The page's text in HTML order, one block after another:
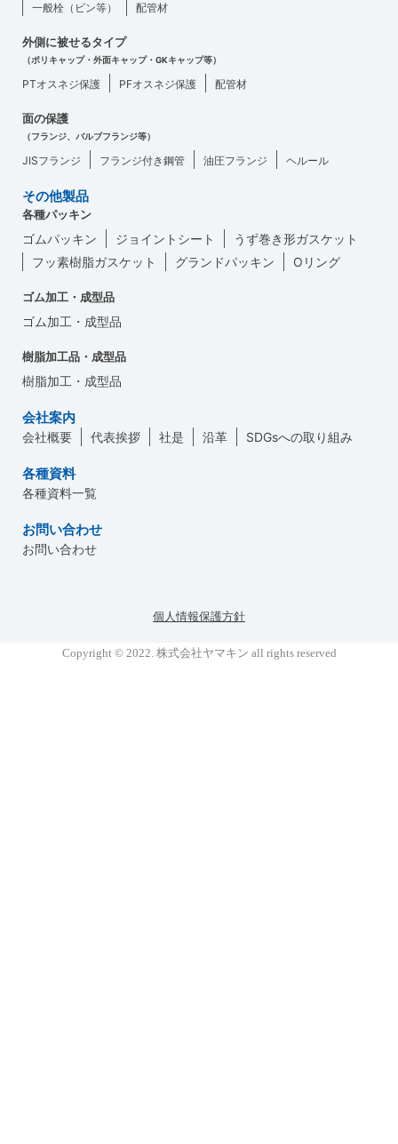
一般栓（ビン等）
配管材
外側に被せるタイプ
（ポリキャップ・外面キャップ・GKキャップ等）
PTオスネジ保護 PFオスネジ保護 配管材
面の保護
（フランジ、バルブフランジ等）
JISフランジ フランジ付き鋼管 油圧フランジ ヘルール
その他製品
各種パッキン
ゴムパッキン ジョイントシート
うず巻き形ガスケット
フッ素樹脂ガスケット
グランドパッキン Oリング
ゴム加工・成型品
ゴム加工・成型品
樹脂加工品・成型品
樹脂加工・成型品
会社案内
会社概要 代表挨拶 社是 沿革 SDGsへの取り組み
各種資料
各種資料一覧
お問い合わせ
お問い合わせ
個人情報保護方針
Copyright © 2022. 株式会社ヤマキン all rights reserved